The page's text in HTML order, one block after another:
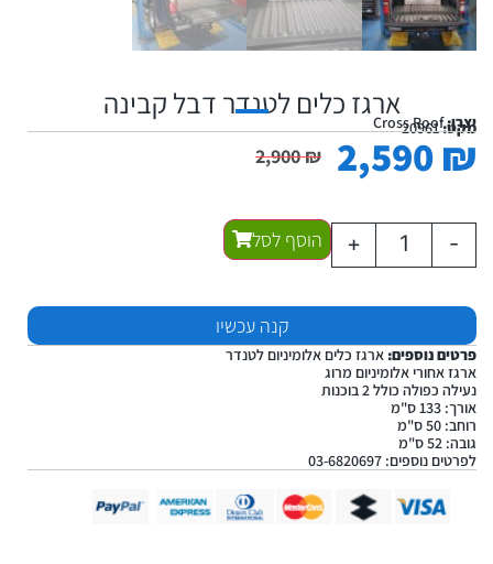
ארגז כלים לטנדר דבל קבינה
יצרן:Cross Roofמקט:20961
2,900₪ 2,590₪
-
+ הוסף לסל
קנה עכשיו
פרטים נוספים: ארגז כלים אלומיניום לטנדר
ארגז אחורי אלומיניום מרוג
נעילה כפולה כולל 2 בוכנות
אורך: 133 ס"מ
רוחב: 50 ס"מ
גובה: 52 ס"מ
לפרטים נוספים: 03-6820697